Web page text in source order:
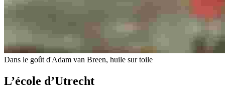
Dans le goût d'Adam van Breen, huile sur toile
L’école d’Utrecht